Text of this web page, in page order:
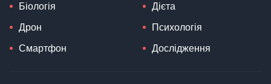
Біологія
Дрон
Смартфон
Дієта
Психологія
Дослідження